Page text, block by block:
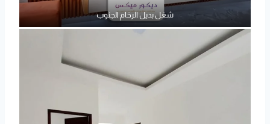
شغل بديل الرخام الجنوب